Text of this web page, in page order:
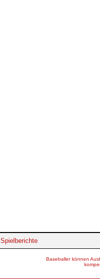
Spielberichte
Baseballer können